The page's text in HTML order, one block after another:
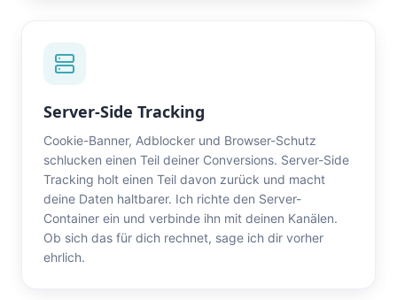
Server-Side Tracking
Cookie-Banner, Adblocker und Browser-Schutz
schlucken einen Teil deiner Conversions. Server-Side
Tracking holt einen Teil davon zurück und macht
deine Daten haltbarer. Ich richte den Server-
Container ein und verbinde ihn mit deinen Kanälen.
Ob sich das für dich rechnet, sage ich dir vorher
ehrlich.